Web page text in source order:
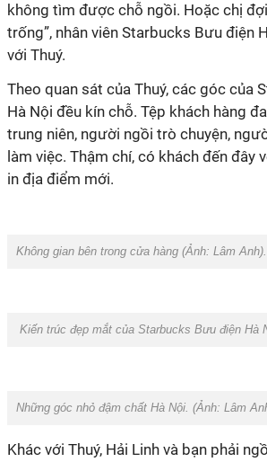
không tìm được chỗ ngồi. Hoặc chị
trống”, nhân viên Starbucks Bưu điện
với Thuý.
Theo quan sát của Thuý, các góc của
Hà Nội đều kín chỗ. Tệp khách hàng
trung niên, người ngồi trò chuyện,
làm việc. Thậm chí, có khách đến đây
in địa điểm mới.
Không gian bên trong cửa hàng (Ảnh: Lâm Anh).
Kiến trúc đẹp mắt của Starbucks Bưu điện Hà
Những góc nhỏ đậm chất Hà Nội. (Ảnh: Lâm
Khác với Thuý, Hải Linh và bạn phải